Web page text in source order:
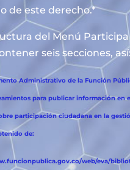
de este derecho.*
del Menú Participa
seis secciones,
Administrativo de la Función
para publicar información en
participación ciudadana en la
de:
web/eva/